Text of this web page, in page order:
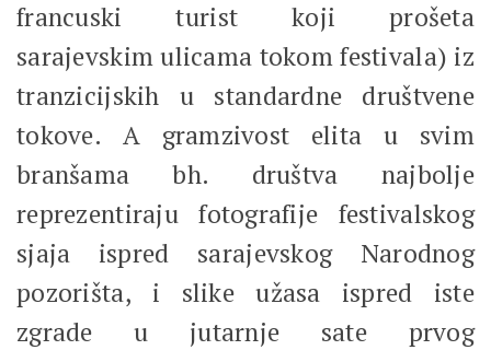
francuski turist koji prošeta
sarajevskim ulicama tokom festivala) iz
tranzicijskih u standardne društvene
tokove. A gramzivost elita u svim
branšama bh. društva najbolje
reprezentiraju fotografije festivalskog
sjaja ispred sarajevskog Narodnog
pozorišta, i slike užasa ispred iste
zgrade u jutarnje sate prvog